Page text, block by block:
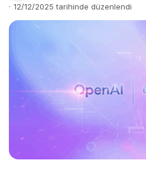
12/12/2025 tarihinde düzenlendi